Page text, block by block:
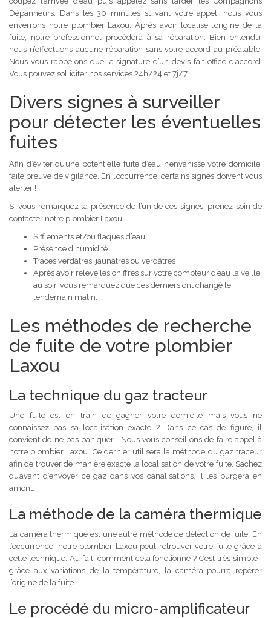
Dépanneurs. Dans les 30 minutes suivant votre appel, nous vous
enverrons notre plombier Laxou. Après avoir localisé l’origine de la
fuite, notre professionnel procèdera à sa réparation. Bien entendu,
nous n’effectuons aucune réparation sans votre accord au préalable.
Nous vous rappelons que la signature d’un devis fait office d’accord.
Vous pouvez solliciter nos services 24h/24 et 7j/7.
Divers signes à surveiller
pour détecter les éventuelles
fuites
Afin d’éviter qu’une potentielle fuite d’eau n’envahisse votre domicile,
faite preuve de vigilance. En l’occurrence, certains signes doivent vous
alerter !
Si vous remarquez la présence de l’un de ces signes, prenez soin de
contacter notre plombier Laxou.
Sifflements et/ou flaques d’eau
Présence d’humidité
Traces verdâtres, jaunâtres ou verdâtres
Après avoir relevé les chiffres sur votre compteur d’eau la veille
au soir, vous remarquez que ces derniers ont changé le
lendemain matin.
Les méthodes de recherche
de fuite de votre plombier
Laxou
La technique du gaz tracteur
Une fuite est en train de gagner votre domicile mais vous ne
connaissez pas sa localisation exacte ? Dans ce cas de figure, il
convient de ne pas paniquer ! Nous vous conseillons de faire appel à
notre plombier Laxou. Ce dernier utilisera la méthode du gaz traceur
afin de trouver de manière exacte la localisation de votre fuite. Sachez
qu’avant d’envoyer ce gaz dans vos canalisations, il les purgera en
amont.
La méthode de la caméra thermique
La caméra thermique est une autre méthode de détection de fuite. En
l’occurrence, notre plombier Laxou peut retrouver votre fuite grâce à
cette technique. Au fait, comment cela fonctionne ? C’est très simple :
grâce aux variations de la température, la caméra pourra repérer
l’origine de la fuite.
Le procédé du micro-amplificateur